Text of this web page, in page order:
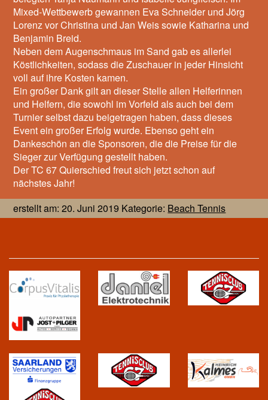
Mixed-Wettbewerb gewannen Eva Schneider und Jörg
Lorenz vor Christina und Jan Weis sowie Katharina und
Benjamin Breid.
Neben dem Augenschmaus im Sand gab es allerlei
Köstlichkeiten, sodass die Zuschauer in jeder Hinsicht
voll auf ihre Kosten kamen.
Ein großer Dank gilt an dieser Stelle allen Helferinnen
und Helfern, die sowohl im Vorfeld als auch bei dem
Turnier selbst dazu beigetragen haben, dass dieses
Event ein großer Erfolg wurde. Ebenso geht ein
Dankeschön an die Sponsoren, die die Preise für die
Sieger zur Verfügung gestellt haben.
Der TC 67 Quierschied freut sich jetzt schon auf
nächstes Jahr!
erstellt am: 20. Juni 2019 Kategorie: Beach Tennis